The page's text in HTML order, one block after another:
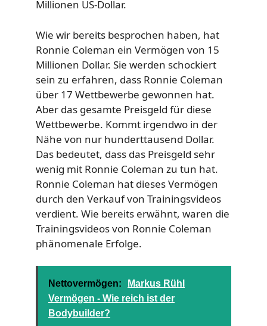
Millionen US-Dollar.
Wie wir bereits besprochen haben, hat
Ronnie Coleman ein Vermögen von 15
Millionen Dollar. Sie werden schockiert
sein zu erfahren, dass Ronnie Coleman
über 17 Wettbewerbe gewonnen hat.
Aber das gesamte Preisgeld für diese
Wettbewerbe. Kommt irgendwo in der
Nähe von nur hunderttausend Dollar.
Das bedeutet, dass das Preisgeld sehr
wenig mit Ronnie Coleman zu tun hat.
Ronnie Coleman hat dieses Vermögen
durch den Verkauf von Trainingsvideos
verdient. Wie bereits erwähnt, waren die
Trainingsvideos von Ronnie Coleman
phänomenale Erfolge.
Nettovermögen:
Markus Rühl
Vermögen - Wie reich ist der
Bodybuilder?